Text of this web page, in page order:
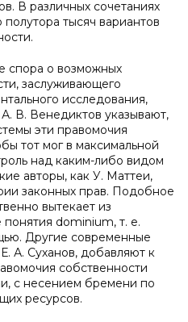
В различных сочетаниях
тысяч вариантов
спора о возможных
заслуживающего
исследования,
В. Венедиктов указывают,
эти правомочия
тот мог в максимальной
над каким-либо видом
авторы, как У. Маттеи,
законных прав. Подобное
вытекает из
dominium, т. е.
Другие современные
А. Суханов, добавляют к
собственности
с несением бремени по
ресурсов.